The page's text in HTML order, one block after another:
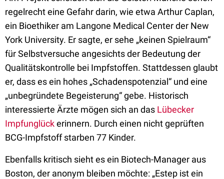
regelrecht eine Gefahr darin, wie etwa Arthur Caplan,
ein Bioethiker am Langone Medical Center der New
York University. Er sagte, er sehe „keinen Spielraum“
für Selbstversuche angesichts der Bedeutung der
Qualitätskontrolle bei Impfstoffen. Stattdessen glaubt
er, dass es ein hohes „Schadenspotenzial“ und eine
„unbegründete Begeisterung“ gebe. Historisch
interessierte Ärzte mögen sich an das Lübecker
Impfunglückerinnern. Durch einen nicht geprüften
BCG-Impfstoff starben 77 Kinder.
Ebenfalls kritisch sieht es ein Biotech-Manager aus
Boston, der anonym bleiben möchte: „Estep ist ein